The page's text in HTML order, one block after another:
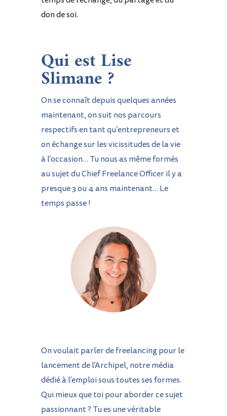
don de soi.
Qui est Lise
Slimane ?
On se connaît depuis quelques années
maintenant, on suit nos parcours
respectifs en tant qu’entrepreneurs et
on échange sur les vicissitudes de la vie
à l’occasion… Tu nous as même formés
au sujet du Chief Freelance Officer il y a
presque 3 ou 4 ans maintenant… Le
temps passe !
On voulait parler de freelancing pour le
lancement de l’Archipel, notre média
dédié à l’emploi sous toutes ses formes.
Qui mieux que toi pour aborder ce sujet
passionnant ? Tu es une véritable